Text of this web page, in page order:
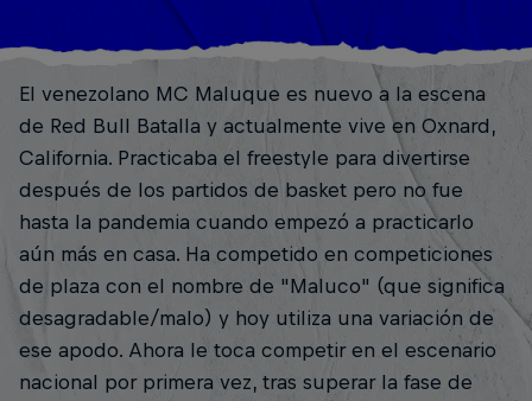
El venezolano MC Maluque es nuevo a la escena
de Red Bull Batalla y actualmente vive en Oxnard,
California. Practicaba el freestyle para divertirse
después de los partidos de basket pero no fue
hasta la pandemia cuando empezó a practicarlo
aún más en casa. Ha competido en competiciones
de plaza con el nombre de "Maluco" (que significa
desagradable/malo) y hoy utiliza una variación de
ese apodo. Ahora le toca competir en el escenario
nacional por primera vez, tras superar la fase de